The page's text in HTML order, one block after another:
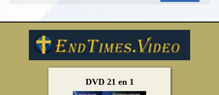
DVD 21 en 1